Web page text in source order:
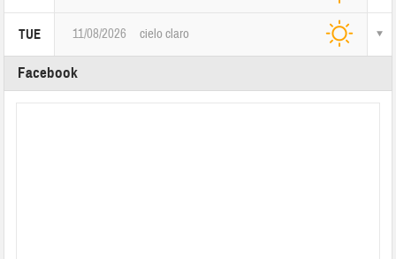
TUE 11/08/2026 cielo claro
Facebook